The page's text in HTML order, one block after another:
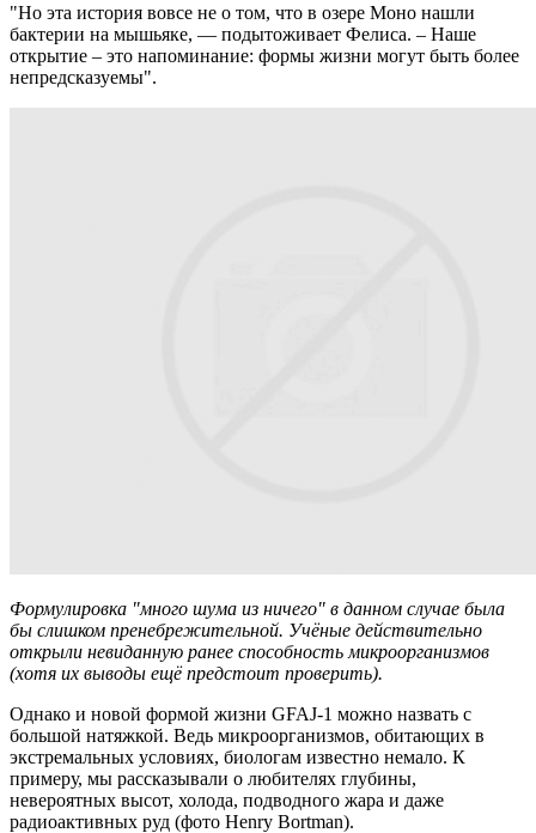
"Но эта история вовсе не о том, что в озере Моно нашли
бактерии на мышьяке, — подытоживает Фелиса. – Наше
открытие – это напоминание: формы жизни могут быть более
непредсказуемы".
Формулировка "много шума из ничего" в данном случае была
бы слишком пренебрежительной. Учёные действительно
открыли невиданную ранее способность микроорганизмов
(хотя их выводы ещё предстоит проверить).
Однако и новой формой жизни GFAJ-1 можно назвать с
большой натяжкой. Ведь микроорганизмов, обитающих в
экстремальных условиях, биологам известно немало. К
примеру, мы рассказывали о любителях глубины,
невероятных высот, холода, подводного жара и даже
радиоактивных руд (фото Henry Bortman).